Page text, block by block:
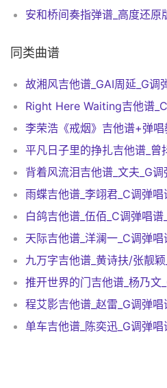
安和桥间奏指弹谱_高度还原
同类曲谱
故湘风吉他谱_GAI周延_G调
李荣浩《戒烟》吉他谱+弹
背着风流泪吉他谱_文夫_G
雨蝶吉他谱_李翊君_C调弹唱
白鸽吉他谱_伍佰_C调弹唱
天际吉他谱_洋澜一_C调弹
九万字吉他谱_黄诗扶/张靓
程艾影吉他谱_赵雷_G调弹
单车吉他谱_陈奕迅_G调弹